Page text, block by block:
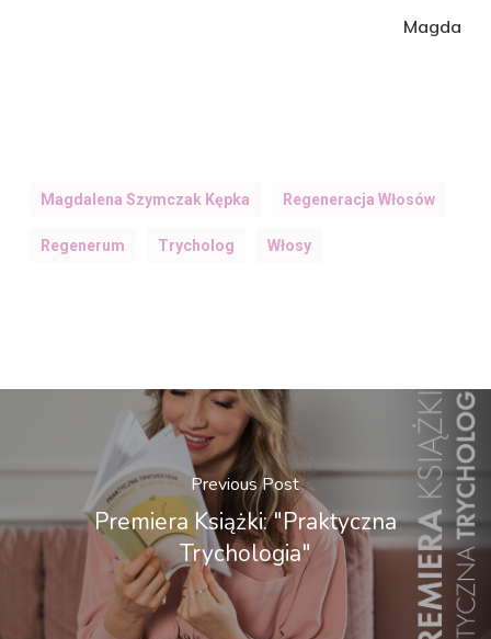
Magda
Magdalena Szymczak Kępka Regeneracja Włosów
Regenerum Trycholog Włosy
Previous Post
Premiera Książki: "Praktyczna
Trychologia"